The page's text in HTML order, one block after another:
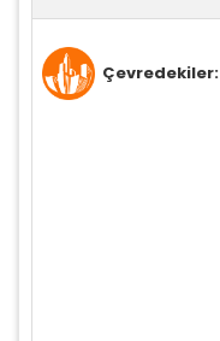
Çevredekiler: